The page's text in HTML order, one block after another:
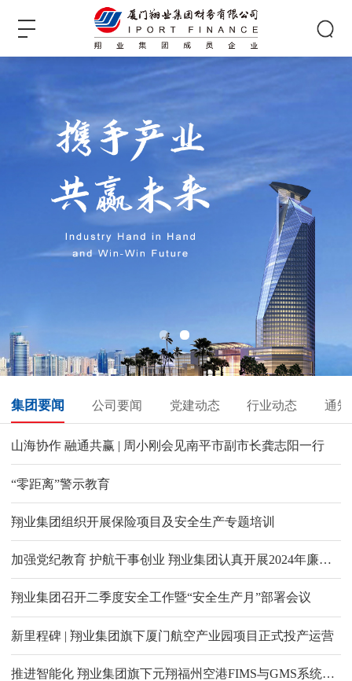
集团要闻 公司要闻 党建动态 行业动态 通
山海协作 融通共赢 | 周小刚会见南平市副市长龚志阳一行
“零距离”警示教育
翔业集团组织开展保险项目及安全生产专题培训
加强党纪教育 护航干事创业 翔业集团认真开展2024年廉洁文化宣传教育月活动
翔业集团召开二季度安全工作暨“安全生产月”部署会议
新里程碑 | 翔业集团旗下厦门航空产业园项目正式投产运营
推进智能化 翔业集团旗下元翔福州空港FIMS与GMS系统上线试运行